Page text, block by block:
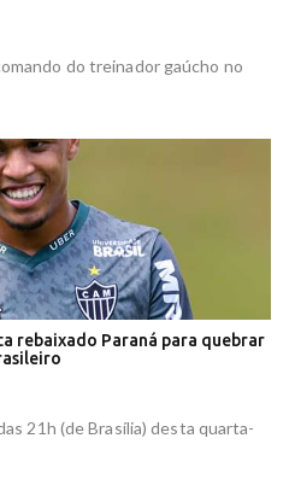
do treinador gaúcho no
rebaixado Paraná para quebrar
21h (de Brasília) desta quarta-